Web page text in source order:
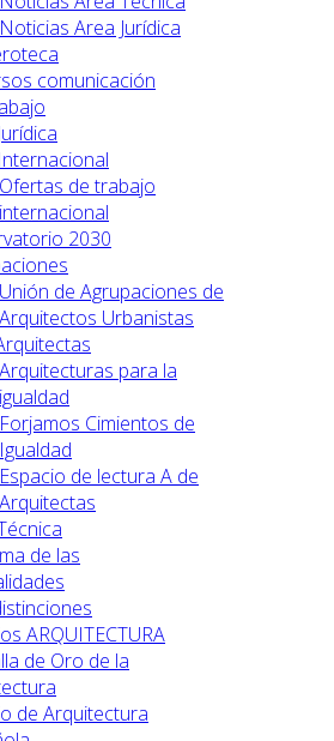
Noticias Area Jurídica
comunicación
Ofertas de trabajo
internacional
2030
Unión de Agrupaciones de
Arquitectos Urbanistas
Arquitecturas para la
igualdad
Forjamos Cimientos de
Igualdad
Espacio de lectura A de
Arquitectas
de las
ARQUITECTURA
de Oro de la
de Arquitectura